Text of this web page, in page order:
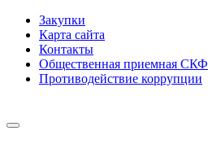
Закупки
Карта сайта
Контакты
Общественная приемная СКФ
Противодействие коррупции